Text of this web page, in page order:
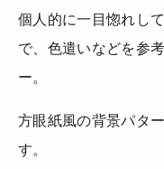
個人的に一目惚れし
で、色遣いなどを参
ー。
方眼紙風の背景パタ
す。